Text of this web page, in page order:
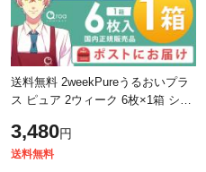
送料無料 2weekPureうるおいプラ
ス ピュア 2ウィーク 6枚×1箱 シー
3,480円
送料無料